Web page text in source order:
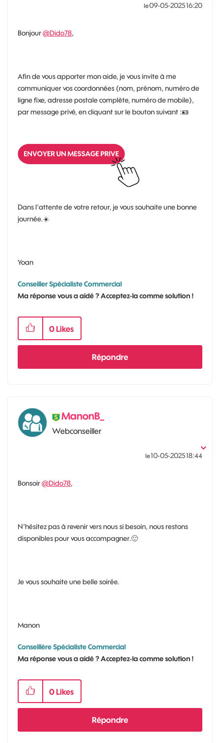
le‎09-05-202516:20
Bonjour@Dido78,
Afin de vous apporter mon aide, je vous invite à me
communiquer vos coordonnées (nom, prénom, numéro de
ligne fixe, adresse postale complète, numéro de mobile),
par message privé, en cliquant sur le bouton suivant :🪪
Dans l'attente de votre retour, je vous souhaite une bonne
journée.☀️
Yoan
Conseiller Spécialiste Commercial
Ma réponse vous a aidé ? Acceptez-la comme solution !
0 Likes
Répondre
ManonB_
Webconseiller
le‎10-05-202518:44
Bonsoir@Dido78,
N'hésitez pas à revenir vers nous si besoin, nous restons
disponibles pour vous accompagner.🙂
Je vous souhaite une belle soirée.
Manon
Conseillère Spécialiste Commercial
Ma réponse vous a aidé ? Acceptez-la comme solution !
0 Likes
Répondre